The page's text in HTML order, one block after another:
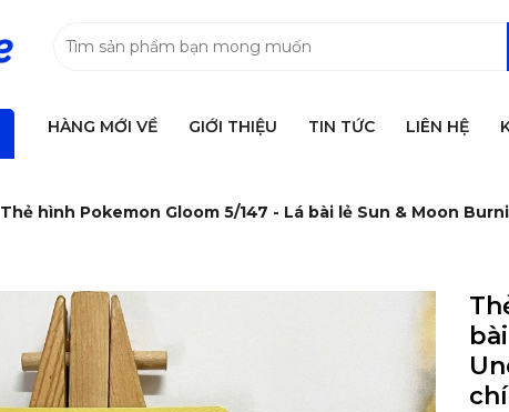
HÀNG MỚI VỀ GIỚI THIỆU TIN TỨC LIÊN HỆ
Thẻ hình Pokemon Gloom 5/147 - Lá bài lẻ Sun & Moon